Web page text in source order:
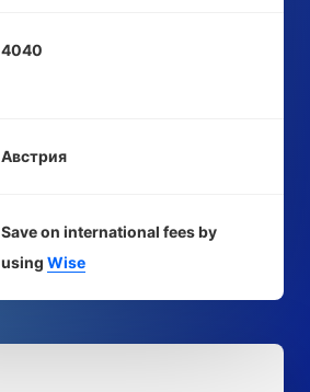
4040
Австрия
Save on international fees by
using Wise